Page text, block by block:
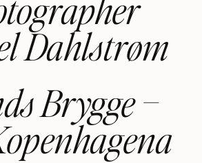
Dahlstrøm
Brygge –